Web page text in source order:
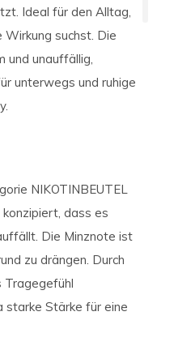
Ideal für den Alltag,
suchst. Die
und unauffällig,
unterwegs und ruhige
NIKOTINBEUTEL
dass es
Die Minznote ist
zu drängen. Durch
Tragegefühl
starke Stärke für eine